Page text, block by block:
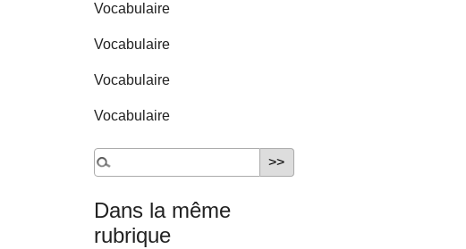
Vocabulaire
Vocabulaire
Vocabulaire
Vocabulaire
Dans la même
rubrique